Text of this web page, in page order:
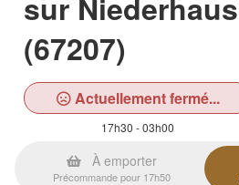
(67207)
Actuellement fermé...
17h30 - 03h00
À emporter
Précommande pour 17h50